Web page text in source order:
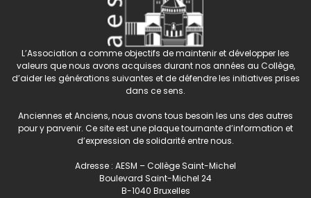
L’Association a comme objectifs de maintenir et développer les
valeurs que nous avons acquises durant nos années au Collège,
d’aider les générations suivantes et de défendre les initiatives prises
dans ce sens.
Anciennes et Anciens, nous avons tous besoin les uns des autres
pour y parvenir. Ce site est une plaque tournante d’information et
d’expression de solidarité entre nous.
Adresse : AESM – Collège Saint-Michel
Boulevard Saint-Michel 24
B-1040 Bruxelles